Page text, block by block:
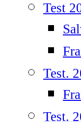
Test
Test.
Test.